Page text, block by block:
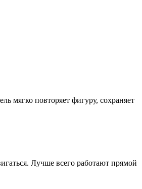
мягко повторяет фигуру, сохраняет
Лучше всего работают прямой